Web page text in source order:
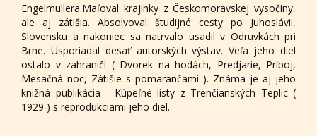
Engelmullera.Maľoval krajinky z Českomoravskej vysočiny,
ale aj zátišia. Absolvoval študijné cesty po Juhoslávii,
Slovensku a nakoniec sa natrvalo usadil v Odruvkách pri
Brne. Usporiadal desať autorských výstav. Veľa jeho diel
ostalo v zahraničí ( Dvorek na hodách, Predjarie, Príboj,
Mesačná noc, Zátišie s pomarančami..). Známa je aj jeho
knižná publikácia - Kúpeľné listy z Trenčianských Teplic (
1929 ) s reprodukciami jeho diel.